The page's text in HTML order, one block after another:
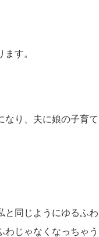
す。
り、夫に娘の子育
と同じようにゆるふ
じゃなくなっちゃ